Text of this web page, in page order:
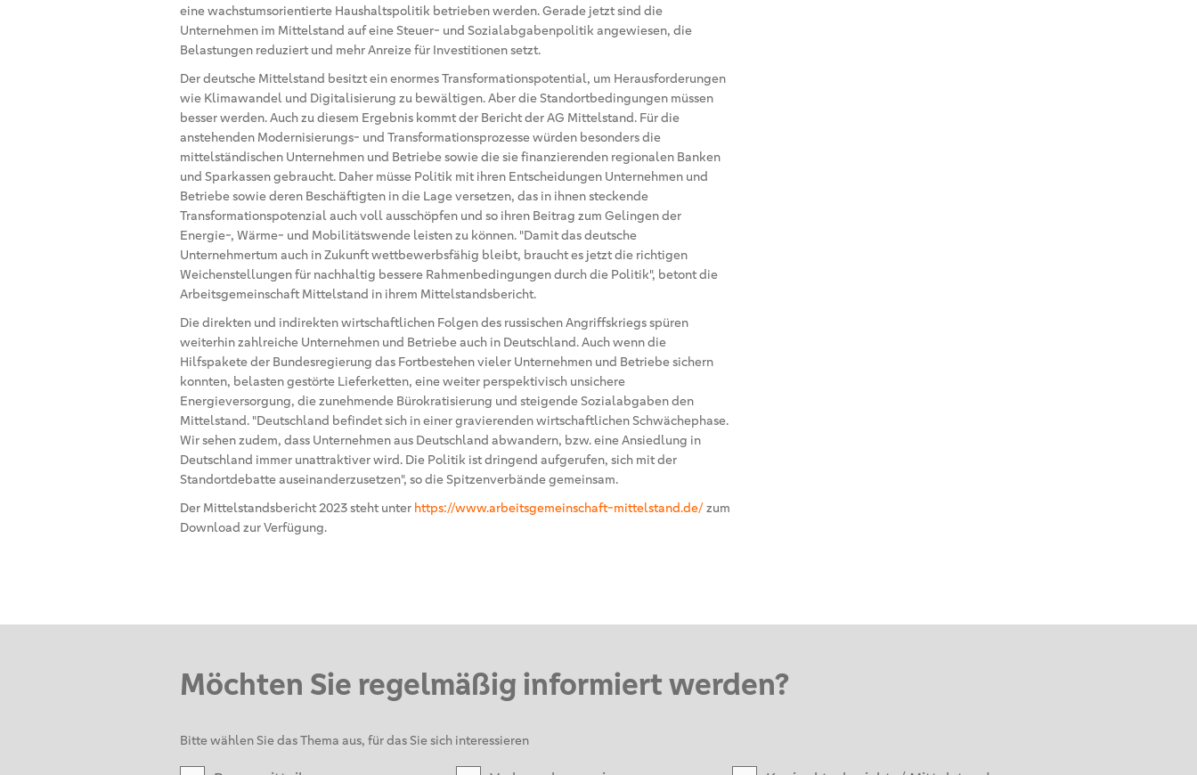
eine wachstumsorientierte Haushaltspolitik betrieben werden. Gerade jetzt sind die
Unternehmen im Mittelstand auf eine Steuer- und Sozialabgabenpolitik angewiesen, die
Belastungen reduziert und mehr Anreize für Investitionen setzt.
Der deutsche Mittelstand besitzt ein enormes Transformationspotential, um Herausforderungen
wie Klimawandel und Digitalisierung zu bewältigen. Aber die Standortbedingungen müssen
besser werden. Auch zu diesem Ergebnis kommt der Bericht der AG Mittelstand. Für die
anstehenden Modernisierungs- und Transformationsprozesse würden besonders die
mittelständischen Unternehmen und Betriebe sowie die sie finanzierenden regionalen Banken
und Sparkassen gebraucht. Daher müsse Politik mit ihren Entscheidungen Unternehmen und
Betriebe sowie deren Beschäftigten in die Lage versetzen, das in ihnen steckende
Transformationspotenzial auch voll ausschöpfen und so ihren Beitrag zum Gelingen der
Energie-, Wärme- und Mobilitätswende leisten zu können. "Damit das deutsche
Unternehmertum auch in Zukunft wettbewerbsfähig bleibt, braucht es jetzt die richtigen
Weichenstellungen für nachhaltig bessere Rahmenbedingungen durch die Politik", betont die
Arbeitsgemeinschaft Mittelstand in ihrem Mittelstandsbericht.
Die direkten und indirekten wirtschaftlichen Folgen des russischen Angriffskriegs spüren
weiterhin zahlreiche Unternehmen und Betriebe auch in Deutschland. Auch wenn die
Hilfspakete der Bundesregierung das Fortbestehen vieler Unternehmen und Betriebe sichern
konnten, belasten gestörte Lieferketten, eine weiter perspektivisch unsichere
Energieversorgung, die zunehmende Bürokratisierung und steigende Sozialabgaben den
Mittelstand. "Deutschland befindet sich in einer gravierenden wirtschaftlichen Schwächephase.
Wir sehen zudem, dass Unternehmen aus Deutschland abwandern, bzw. eine Ansiedlung in
Deutschland immer unattraktiver wird. Die Politik ist dringend aufgerufen, sich mit der
Standortdebatte auseinanderzusetzen", so die Spitzenverbände gemeinsam.
Der Mittelstandsbericht 2023 steht unter https://www.arbeitsgemeinschaft-mittelstand.de/zum
Download zur Verfügung.
Möchten Sie regelmäßig informiert werden?
Bitte wählen Sie das Thema aus, für das Sie sich interessieren